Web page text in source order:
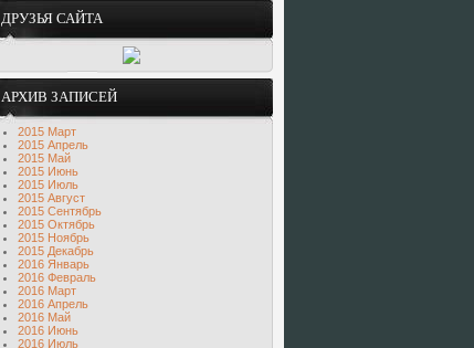
ДРУЗЬЯ САЙТА
АРХИВ ЗАПИСЕЙ
2015 Март
2015 Апрель
2015 Май
2015 Июнь
2015 Июль
2015 Август
2015 Сентябрь
2015 Октябрь
2015 Ноябрь
2015 Декабрь
2016 Январь
2016 Февраль
2016 Март
2016 Апрель
2016 Май
2016 Июнь
2016 Июль